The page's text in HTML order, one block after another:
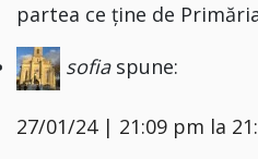
partea ce ține de
sofia spune:
27/01/24 | 21:09 pm la